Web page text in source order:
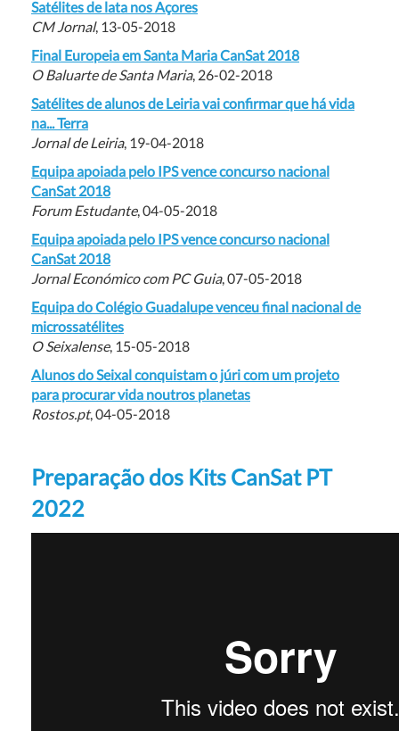
Satélites de lata nos Açores
CM Jornal, 13-05-2018
Final Europeia em Santa Maria CanSat 2018
O Baluarte de Santa Maria, 26-02-2018
Satélites de alunos de Leiria vai confirmar que há vida
na... Terra
Jornal de Leiria, 19-04-2018
Equipa apoiada pelo IPS vence concurso nacional
CanSat 2018
Forum Estudante, 04-05-2018
Equipa apoiada pelo IPS vence concurso nacional
CanSat 2018
Jornal Económico com PC Guia, 07-05-2018
Equipa do Colégio Guadalupe venceu final nacional de
microssatélites
O Seixalense, 15-05-2018
Alunos do Seixal conquistam o júri com um projeto
para procurar vida noutros planetas
Rostos.pt, 04-05-2018
Preparação dos Kits CanSat PT
2022